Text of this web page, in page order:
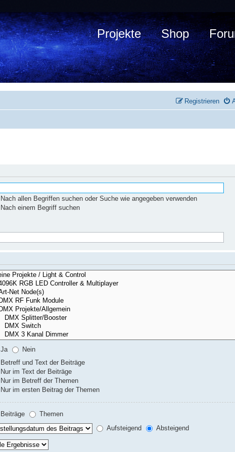
Projekte Shop
Registrieren
Nach allen Begriffen suchen oder Suche wie angegeben verwenden
Nach einem Begriff suchen
Ja
Nein
Betreff und Text der Beiträge
Nur im Text der Beiträge
Nur im Betreff der Themen
Nur im ersten Beitrag der Themen
Beiträge
Themen
Aufsteigend Absteigend